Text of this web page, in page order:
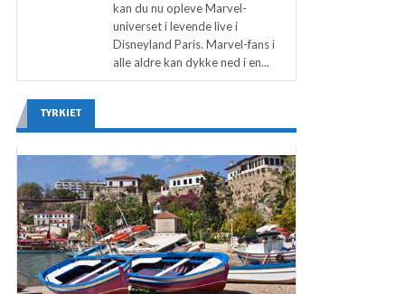
kan du nu opleve Marvel-
universet i levende live i
Disneyland Paris. Marvel-fans i
alle aldre kan dykke ned i en...
TYRKIET